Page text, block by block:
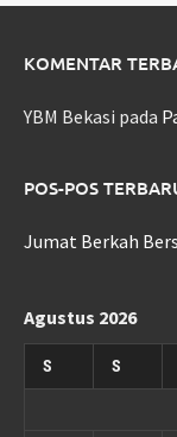
KOMENTAR
YBM Bekasi pada
POS-POS
Jumat Berkah
Agustus 2026
S S